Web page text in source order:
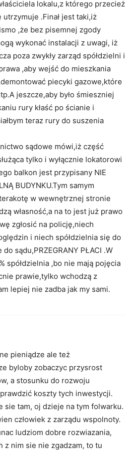
lokalu,z którego przecież
utrzymuje .Finał jest taki,iż
,że bez pisemnej zgody
wykonać instalacji z uwagi, iż
poza zwykły zarząd spółdzielni i
,aby wejść do mieszkania
piecyki gazowe,które
jeszcze,aby było śmieszniej
rury kłaść po ścianie i
teraz rury do suszenia
sądowe mówi,iż część
tylko i wyłącznie lokatorowi
balkon jest przypisany NIE
BUDYNKU.Tym samym
w wewnętrznej stronie
własność,a na to jest już prawo
zgłosić na policję,niech
i niech spółdzielnia się do
sądu,PRZEGRANY PŁACI .W
spółdzielnia ,bo nie mają pojęcia
prawie,tylko wchodzą z
lepiej nie zadba jak my sami.
pieniądze ale też
byloby zobaczyc przysrost
a stosunku do rozwoju
koszty tych inwestycji.
sie tam, oj dzieje na tym folwarku.
człowiek z zarządu wspolnoty.
ludziom dobre rozwiazania,
z nim sie nie zgadzam, to tu